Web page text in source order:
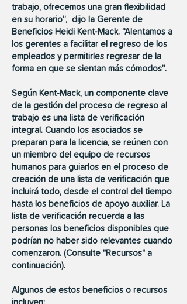
trabajo, ofrecemos una gran flexibilidad
en su horario”, dijo la Gerente de
Beneficios Heidi Kent-Mack. “Alentamos a
los gerentes a facilitar el regreso de los
empleados y permitirles regresar de la
forma en que se sientan más cómodos”.
Según Kent-Mack, un componente clave
de la gestión del proceso de regreso al
trabajo es una lista de verificación
integral. Cuando los asociados se
preparan para la licencia, se reúnen con
un miembro del equipo de recursos
humanos para guiarlos en el proceso de
creación de una lista de verificación que
incluirá todo, desde el control del tiempo
hasta los beneficios de apoyo auxiliar. La
lista de verificación recuerda a las
personas los beneficios disponibles que
podrían no haber sido relevantes cuando
comenzaron. (Consulte "Recursos" a
continuación).
Algunos de estos beneficios o recursos